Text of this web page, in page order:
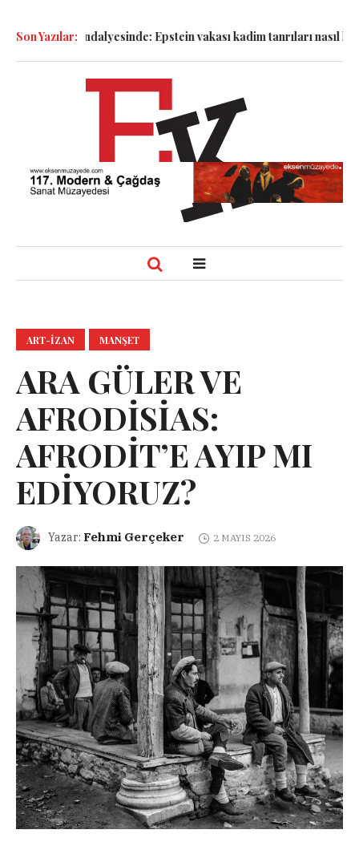
Son Yazılar:
Sandalyesinde: Epstein vakası kadim tanrıları nasıl komplo
ART-IZAN MANŞET
ARA GÜLER VE
AFRODİSİAS:
AFRODİT’E AYIP MI
EDİYORUZ?
Yazar: Fehmi Gerçeker 2 MAYIS 2026